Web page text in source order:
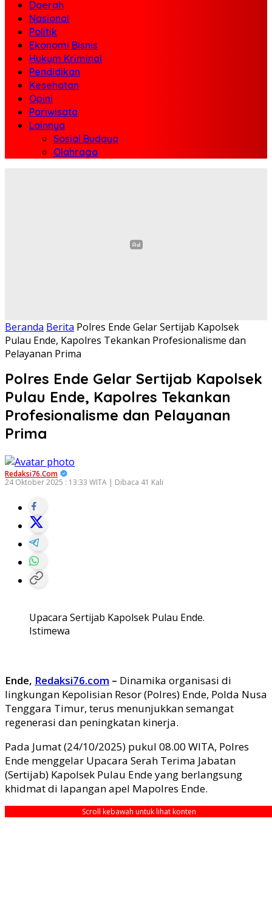
Daerah
Nasional
Politik
Ekonomi Bisnis
Hukum Kriminal
Pendidikan
Kesehatan
Opini
Pariwisata
Lainnya
Sosial Budaya
Olahraga
Beranda Berita Polres Ende Gelar Sertijab Kapolsek
Pulau Ende, Kapolres Tekankan Profesionalisme dan
Pelayanan Prima
Polres Ende Gelar Sertijab Kapolsek
Pulau Ende, Kapolres Tekankan
Profesionalisme dan Pelayanan
Prima
Redaksi76.com
24 Oktober 2025 : 13:33 WITA | Dibaca 41 Kali
Upacara Sertijab Kapolsek Pulau Ende.
Istimewa
Ende, Redaksi76.com – Dinamika organisasi di
lingkungan Kepolisian Resor (Polres) Ende, Polda Nusa
Tenggara Timur, terus menunjukkan semangat
regenerasi dan peningkatan kinerja.
Pada Jumat (24/10/2025) pukul 08.00 WITA, Polres
Ende menggelar Upacara Serah Terima Jabatan
(Sertijab) Kapolsek Pulau Ende yang berlangsung
khidmat di lapangan apel Mapolres Ende.
Scroll kebawah untuk lihat konten